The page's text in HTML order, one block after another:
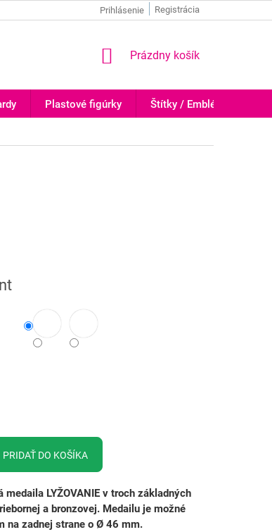
Registrácia
Prihlásenie
NÁKUPNÝ
Prázdny košík
Plastové figúrky Štítky / Emblémy
PRIDAŤ DO KOŠÍKA
medaila LYŽOVANIE v troch základných
a bronzovej. Medailu je možné
na zadnej strane o Ø 46 mm.